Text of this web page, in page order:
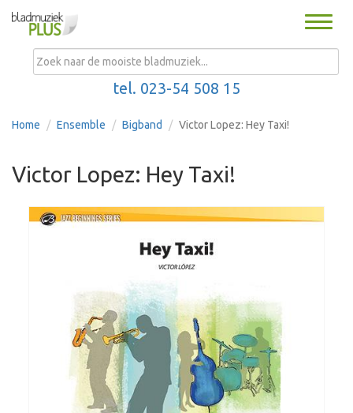
Toggle
tel. 023-54 508 15
MENU
Home Ensemble Bigband Victor Lopez: Hey Taxi!
Victor Lopez: Hey Taxi!